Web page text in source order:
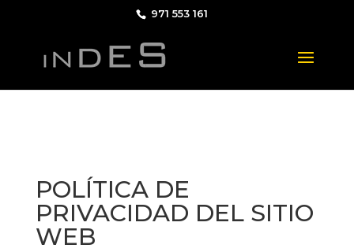
971 553 161
POLÍTICA DE
PRIVACIDAD DEL SITIO
WEB